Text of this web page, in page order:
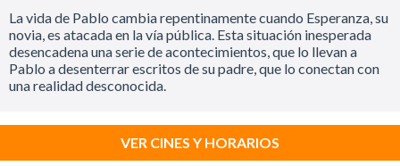
La vida de Pablo cambia repentinamente cuando Esperanza, su
novia, es atacada en la vía pública. Esta situación inesperada
desencadena una serie de acontecimientos, que lo llevan a
Pablo a desenterrar escritos de su padre, que lo conectan con
una realidad desconocida.
VER CINES Y HORARIOS